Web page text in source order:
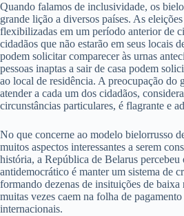
Quando falamos de inclusividade, os
grande lição a diversos países. As
flexibilizadas em um período anterior de
cidadãos que não estarão em seus locais
podem solicitar comparecer às urnas
pessoas inaptas a sair de casa podem
ao local de residência. A preocupação do
atender a cada um dos cidadãos,
circunstâncias particulares, é flagrante e
No que concerne ao modelo bielorrusso
muitos aspectos interessantes a serem
história, a República de Belarus percebeu
antidemocrático é manter um sistema de
formando dezenas de insituições de baixa
muitas vezes caem na folha de
internacionais.